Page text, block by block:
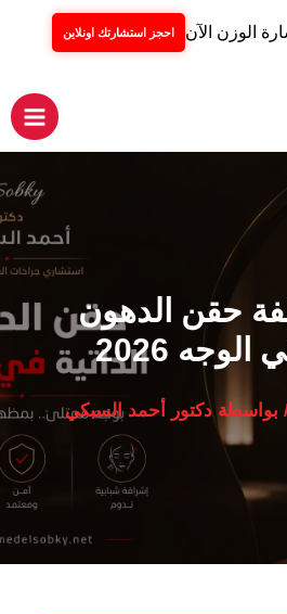
الوزن الآن احجز استشارتك اونلاين
حقن الدهون
2026
بواسطة دكتور أحمد السبكي